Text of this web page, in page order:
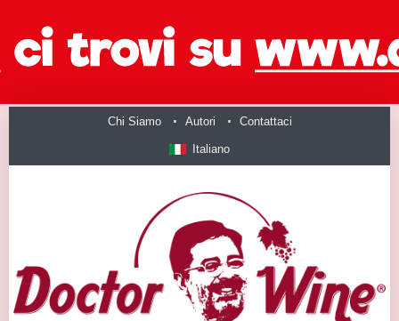
Chi Siamo Autori Contattaci
Italiano